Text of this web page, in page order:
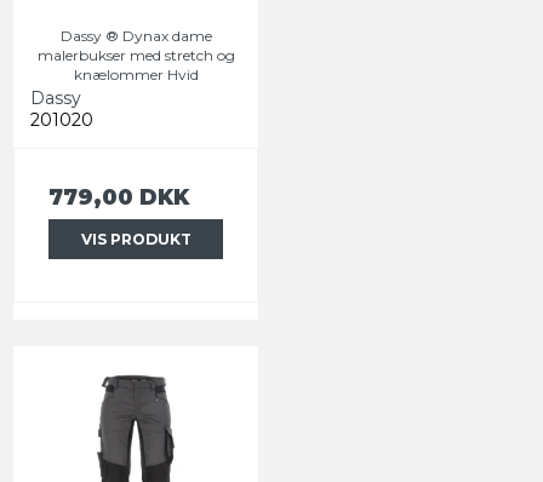
Dassy ® Dynax dame
malerbukser med stretch og
knælommer Hvid
Dassy
201020
779,00 DKK
VIS PRODUKT